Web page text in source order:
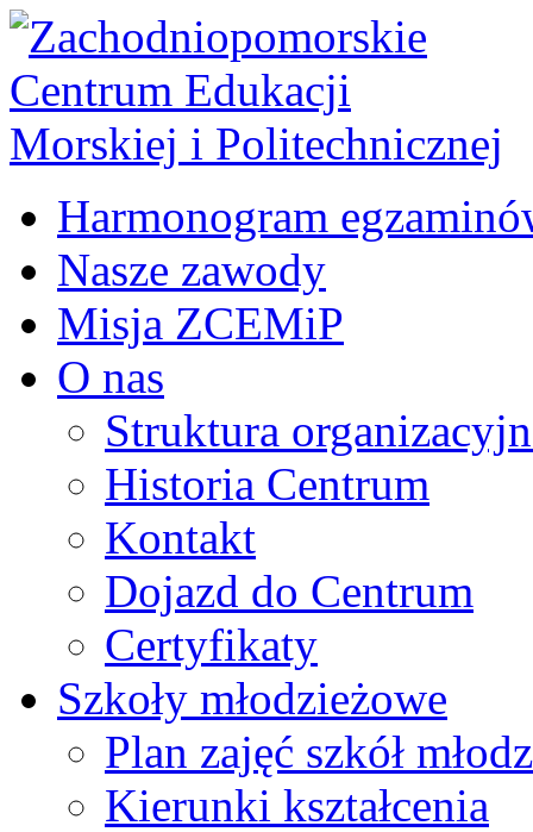
Harmonogram
Nasze zawody
Misja ZCEMiP
O nas
Struktura
Historia Centrum
Kontakt
Dojazd do Centrum
Certyfikaty
Szkoły młodzieżowe
Plan zajęć szkół
Kierunki kształcenia